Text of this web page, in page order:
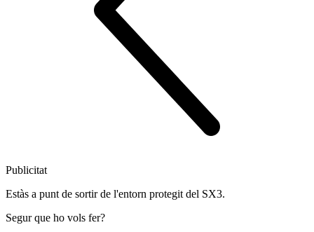
Publicitat
Estàs a punt de sortir de l'entorn protegit del SX3.
Segur que ho vols fer?